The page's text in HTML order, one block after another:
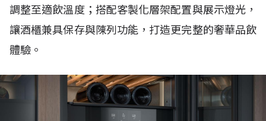
調整至適飲溫度；搭配客製化層架配置與展示燈光，
讓酒櫃兼具保存與陳列功能，打造更完整的奢華品飲
體驗。